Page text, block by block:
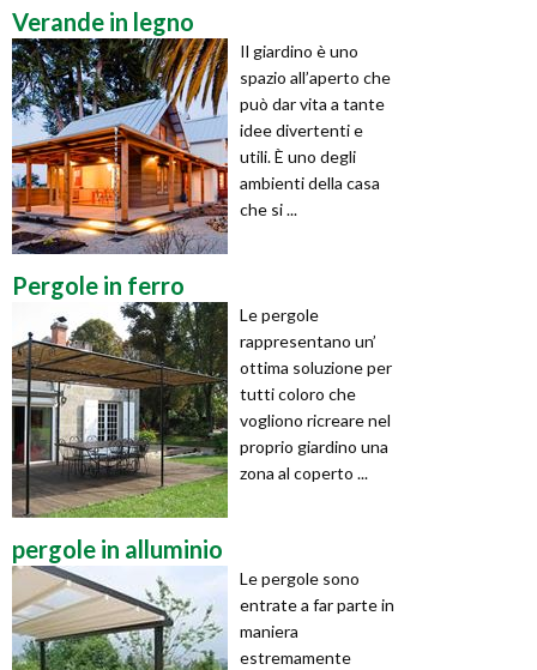
Verande in legno
Il giardino è uno
spazio all’aperto che
può dar vita a tante
idee divertenti e
utili. È uno degli
ambienti della casa
che si ...
Pergole in ferro
Le pergole
rappresentano un’
ottima soluzione per
tutti coloro che
vogliono ricreare nel
proprio giardino una
zona al coperto ...
pergole in alluminio
Le pergole sono
entrate a far parte in
maniera
estremamente